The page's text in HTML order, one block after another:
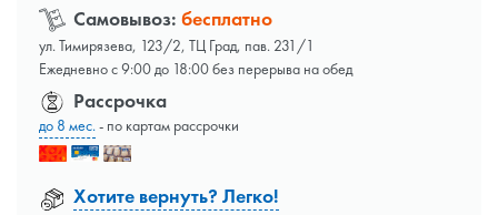
Самовывоз: бесплатно
ул. Тимирязева, 123/2, ТЦ Град, пав. 231/1
Ежедневно с 9:00 до 18:00 без перерыва на обед
Рассрочка
до 8 мес.- по картам рассрочки
Хотите вернуть? Легко!